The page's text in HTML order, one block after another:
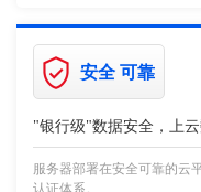
安全 可靠
"银行级"数据安全，上
服务器部署在安全可靠的云
认证体系。